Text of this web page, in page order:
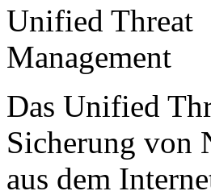
Das Unified
Sicherung von
aus dem